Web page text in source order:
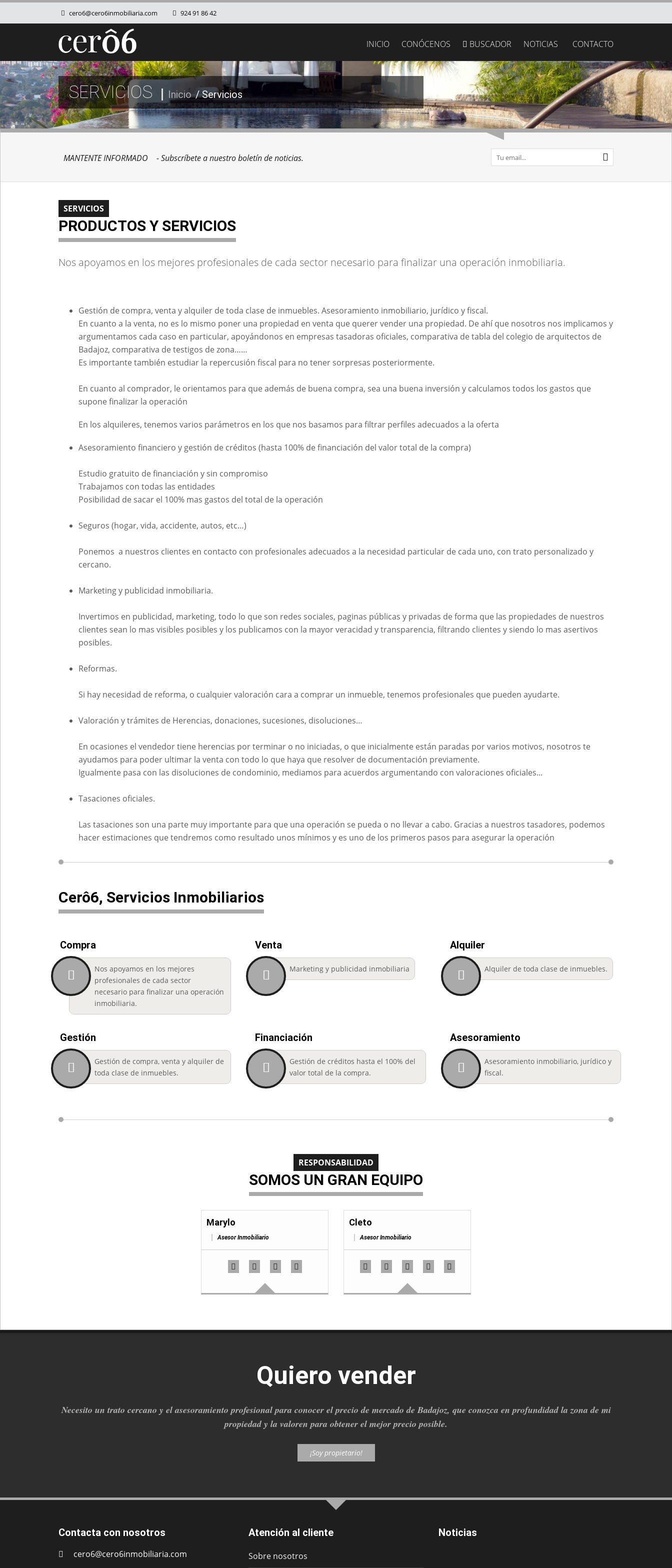
cero6@cero6inmobiliaria.com 924 91 86 42
INICIO CONÓCENOS BUSCADOR NOTICIAS CONTACTO
SERVICIOS Inicio/ Servicios
MANTENTE INFORMADO - Subscríbete a nuestro boletín de noticias.
SERVICIOS
PRODUCTOS Y SERVICIOS
Nos apoyamos en los mejores profesionales de cada sector necesario para finalizar una operación inmobiliaria.
Gestión de compra, venta y alquiler de toda clase de inmuebles. Asesoramiento inmobiliario, jurídico y fiscal.
En cuanto a la venta, no es lo mismo poner una propiedad en venta que querer vender una propiedad. De ahí que nosotros nos implicamos y
argumentamos cada caso en particular, apoyándonos en empresas tasadoras oficiales, comparativa de tabla del colegio de arquitectos de
Badajoz, comparativa de testigos de zona……
Es importante también estudiar la repercusión fiscal para no tener sorpresas posteriormente.
En cuanto al comprador, le orientamos para que además de buena compra, sea una buena inversión y calculamos todos los gastos que
supone finalizar la operación
En los alquileres, tenemos varios parámetros en los que nos basamos para filtrar perfiles adecuados a la oferta
Asesoramiento financiero y gestión de créditos (hasta 100% de financiación del valor total de la compra)
Estudio gratuito de financiación y sin compromiso
Trabajamos con todas las entidades
Posibilidad de sacar el 100% mas gastos del total de la operación
Seguros (hogar, vida, accidente, autos, etc…)
Ponemos a nuestros clientes en contacto con profesionales adecuados a la necesidad particular de cada uno, con trato personalizado y
cercano.
Marketing y publicidad inmobiliaria.
Invertimos en publicidad, marketing, todo lo que son redes sociales, paginas públicas y privadas de forma que las propiedades de nuestros
clientes sean lo mas visibles posibles y los publicamos con la mayor veracidad y transparencia, filtrando clientes y siendo lo mas asertivos
posibles.
Reformas.
Si hay necesidad de reforma, o cualquier valoración cara a comprar un inmueble, tenemos profesionales que pueden ayudarte.
Valoración y trámites de Herencias, donaciones, sucesiones, disoluciones…
En ocasiones el vendedor tiene herencias por terminar o no iniciadas, o que inicialmente están paradas por varios motivos, nosotros te
ayudamos para poder ultimar la venta con todo lo que haya que resolver de documentación previamente.
Igualmente pasa con las disoluciones de condominio, mediamos para acuerdos argumentando con valoraciones oficiales...
Tasaciones oficiales.
Las tasaciones son una parte muy importante para que una operación se pueda o no llevar a cabo. Gracias a nuestros tasadores, podemos
hacer estimaciones que tendremos como resultado unos mínimos y es uno de los primeros pasos para asegurar la operación
Cerô6, Servicios Inmobiliarios
Compra
Nos apoyamos en los mejores
profesionales de cada sector
necesario para finalizar una operación
inmobiliaria.
Venta
Marketing y publicidad inmobiliaria
Alquiler
Alquiler de toda clase de inmuebles.
Gestión
Gestión de compra, venta y alquiler de
toda clase de inmuebles.
Financiación
Gestión de créditos hasta el 100% del
valor total de la compra.
Asesoramiento
Asesoramiento inmobiliario, jurídico y
fiscal.
RESPONSABILIDAD
SOMOS UN GRAN EQUIPO
Marylo
Asesor Inmobiliario
Cleto
Asesor Inmobiliario
Quiero vender
Necesito un trato cercano y el asesoramiento profesional para conocer el precio de mercado de Badajoz, que conozca en profundidad la zona de mi
propiedad y la valoren para obtener el mejor precio posible.
¡Soy propietario!
Contacta con nosotros
cero6@cero6inmobiliaria.com
Atención al cliente
Sobre nosotros
Noticias